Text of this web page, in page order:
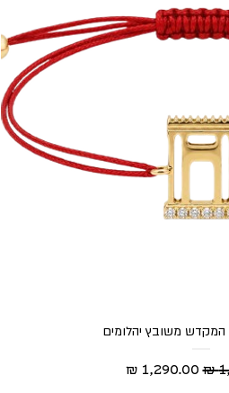
המקדש משובץ יהלומים
מחיר מבצע